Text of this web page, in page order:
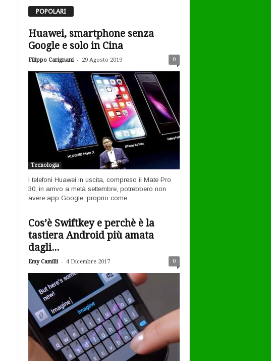
POPOLARI
Huawei, smartphone senza
Google e solo in Cina
Filippo Carignani - 29 Agosto 2019 0
Tecnologia
I telefoni Huawei in uscita, compreso il Mate Pro
30, in arrivo a metà settembre, potrebbero non
avere app Google, proprio come...
Cos’è Swiftkey e perchè è la
tastiera Android più amata
dagli...
Emy Camilli - 4 Dicembre 2017 0